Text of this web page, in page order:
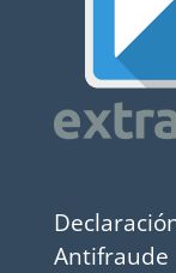
Antifraude